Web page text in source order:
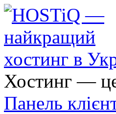
Хостинг —
Панель